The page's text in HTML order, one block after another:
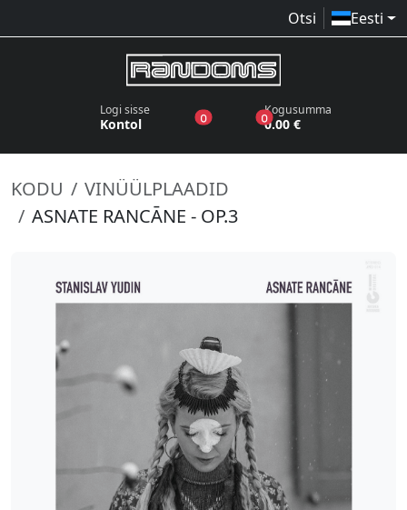
Otsi Eesti
Logi sisse
Kontol 0toodet sooviloendis
0toodet ostukorvis
Kogusumma
0.00 €
KODU
VINÜÜLPLAADID
ASNATE RANCĀNE - OP.3